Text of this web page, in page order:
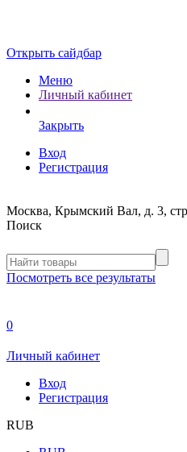
Открыть сайдбар
Меню
Личный кабинет
Закрыть
Вход
Регистрация
Москва, Крымский Вал, д. 3,
Поиск
Посмотреть все результаты
0
Личный кабинет
Вход
Регистрация
RUB